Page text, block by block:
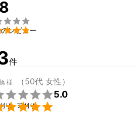
朝日「災害列島！奇跡の救出 カメラが
ルポイント
の空撮等、厳しい環境での撮影も対応で
レビュー
件
様 （50代 女性）
5.0
り・芝刈り